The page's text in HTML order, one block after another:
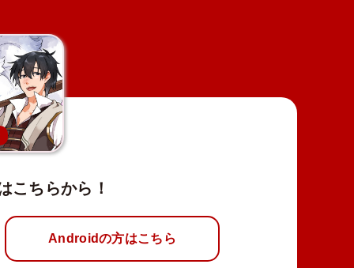
こちらから！
Androidの方はこちら